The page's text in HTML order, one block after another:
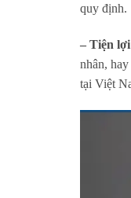
quy định.
– Tiện
nhân,
tại Việt